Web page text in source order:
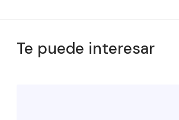
Te puede interesar